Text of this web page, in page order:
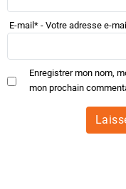
E-mail* - Votre adresse e-
Enregistrer mon nom,
mon prochain